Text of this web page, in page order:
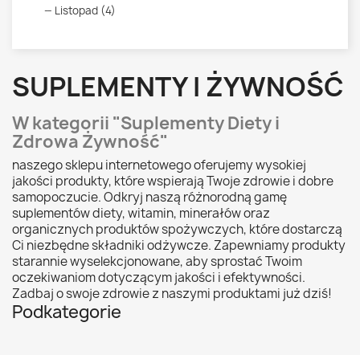
Listopad (4)
SUPLEMENTY I ŻYWNOŚĆ
W kategorii "Suplementy Diety i
Zdrowa Żywność"
naszego sklepu internetowego oferujemy wysokiej
jakości produkty, które wspierają Twoje zdrowie i dobre
samopoczucie. Odkryj naszą różnorodną gamę
suplementów diety, witamin, minerałów oraz
organicznych produktów spożywczych, które dostarczą
Ci niezbędne składniki odżywcze. Zapewniamy produkty
starannie wyselekcjonowane, aby sprostać Twoim
oczekiwaniom dotyczącym jakości i efektywności.
Zadbaj o swoje zdrowie z naszymi produktami już dziś!
Podkategorie